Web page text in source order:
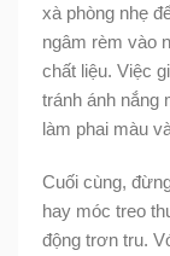
xà phòng nhẹ
ngâm rèm vào
chất liệu. Việc
tránh ánh nắng
làm phai màu
Cuối cùng,
hay móc treo
động trơn tru.